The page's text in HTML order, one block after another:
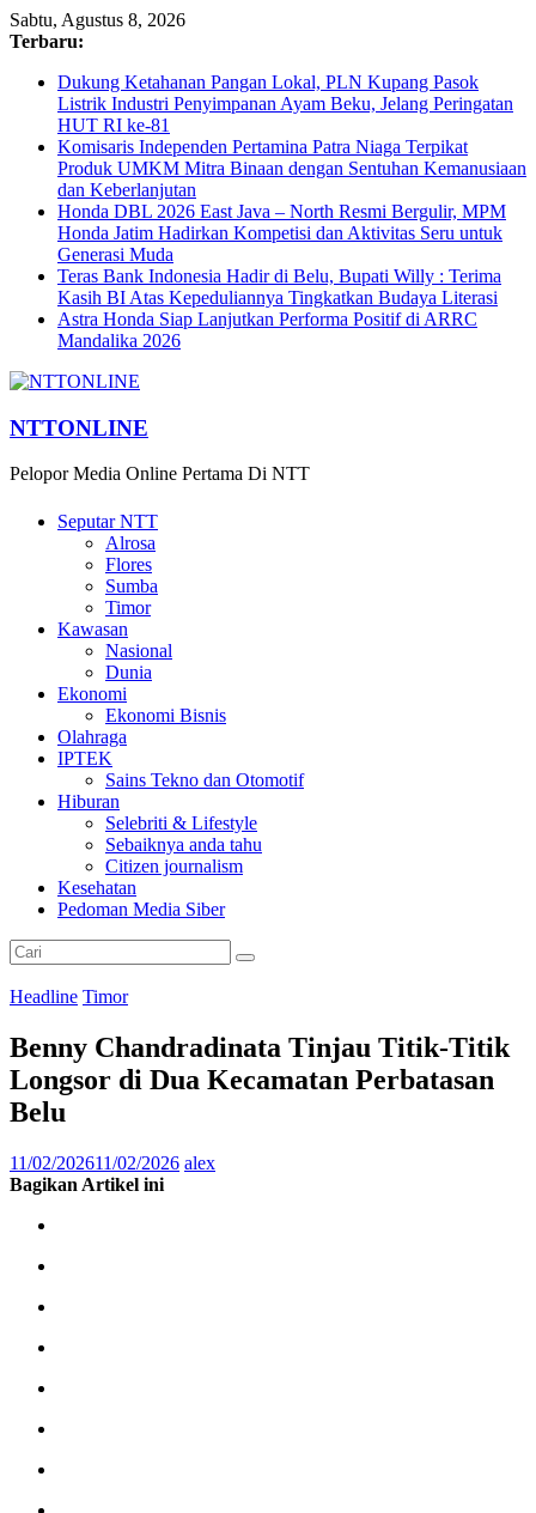
Sabtu, Agustus 8, 2026
Terbaru:
Dukung Ketahanan Pangan Lokal, PLN Kupang Pasok
Listrik Industri Penyimpanan Ayam Beku, Jelang Peringatan
HUT RI ke-81
Komisaris Independen Pertamina Patra Niaga Terpikat
Produk UMKM Mitra Binaan dengan Sentuhan Kemanusiaan
dan Keberlanjutan
Honda DBL 2026 East Java – North Resmi Bergulir, MPM
Honda Jatim Hadirkan Kompetisi dan Aktivitas Seru untuk
Generasi Muda
Teras Bank Indonesia Hadir di Belu, Bupati Willy : Terima
Kasih BI Atas Kepeduliannya Tingkatkan Budaya Literasi
Astra Honda Siap Lanjutkan Performa Positif di ARRC
Mandalika 2026
NTTONLINE
Pelopor Media Online Pertama Di NTT
Seputar NTT
Alrosa
Flores
Sumba
Timor
Kawasan
Nasional
Dunia
Ekonomi
Ekonomi Bisnis
Olahraga
IPTEK
Sains Tekno dan Otomotif
Hiburan
Selebriti & Lifestyle
Sebaiknya anda tahu
Citizen journalism
Kesehatan
Pedoman Media Siber
Headline Timor
Benny Chandradinata Tinjau Titik-Titik
Longsor di Dua Kecamatan Perbatasan
Belu
11/02/202611/02/2026 alex
Bagikan Artikel ini